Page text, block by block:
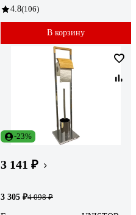
4.8(106)
В корзину
-23%
3 141 ₽
3 305 ₽4 098 ₽